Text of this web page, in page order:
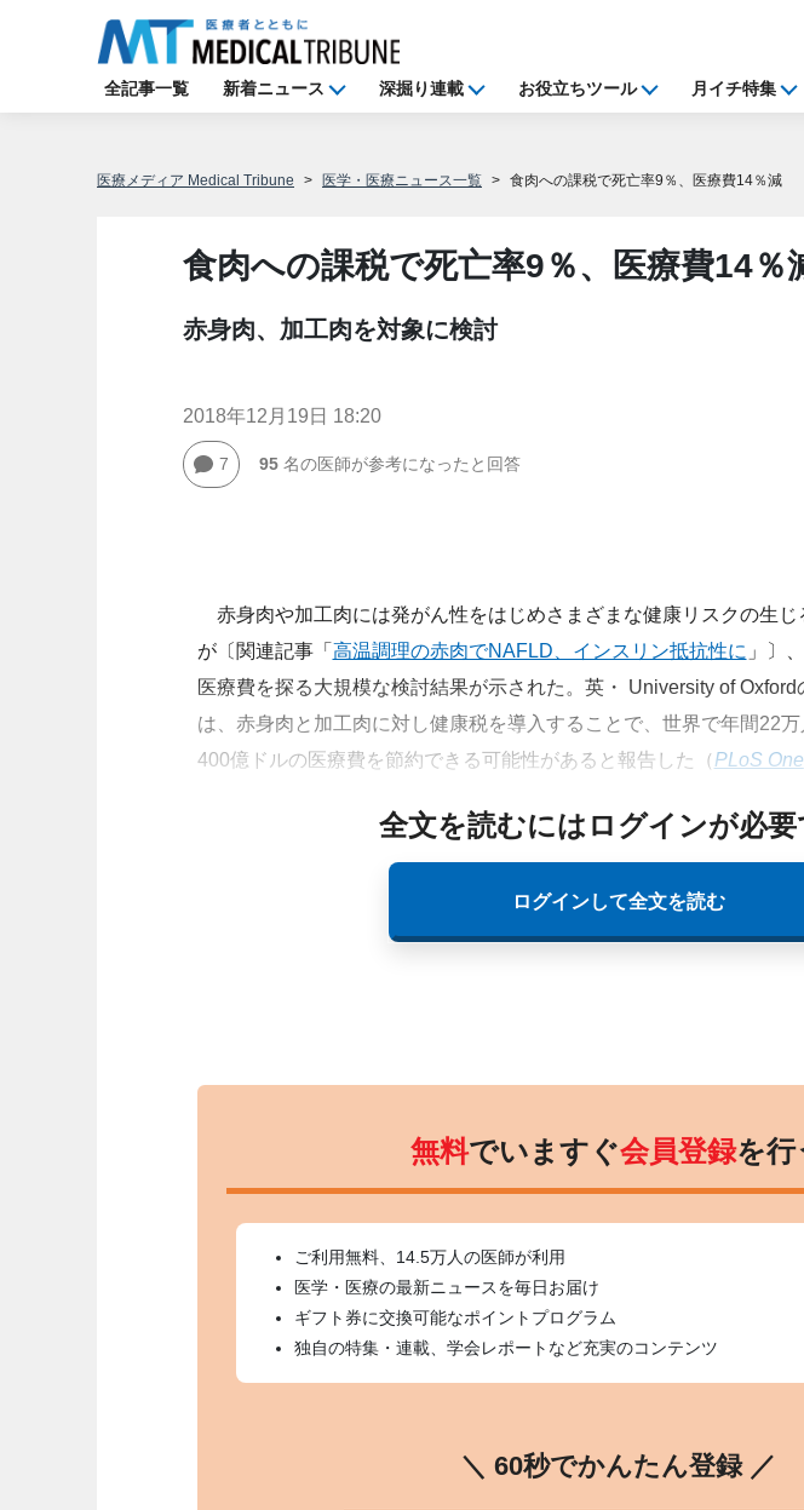
全記事一覧 新着ニュース 深掘り連載 お役立ちツール 月イチ特集
医療メディア Medical Tribune 医学・医療ニュース一覧 食肉への課税で死亡率9％、医療費14％減
食肉への課税で死亡率9％、医療費14％
赤身肉、加工肉を対象に検討
2018年12月19日 18:20
7 95名の医師が参考になったと回答
赤身肉や加工肉には発がん性をはじめさまざまな健康リスクの生じ
が〔関連記事「 高温調理の赤肉でNAFLD、インスリン抵抗性に 」〕
医療費を探る大規模な検討結果が示された。英・ University of
は、赤身肉と加工肉に対し健康税を導入することで、世界で年間22万
400億ドルの医療費を節約できる可能性があると報告した（ PLoS One
全文を読むにはログインが必要
ログインして全文を読む
無料でいますぐ会員登録を行
ご利用無料、14.5万人の医師が利用
医学・医療の最新ニュースを毎日お届け
ギフト券に交換可能なポイントプログラム
独自の特集・連載、学会レポートなど充実のコンテンツ
＼ 60秒でかんたん登録 ／